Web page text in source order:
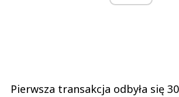
Pierwsza transakcja odbyła się